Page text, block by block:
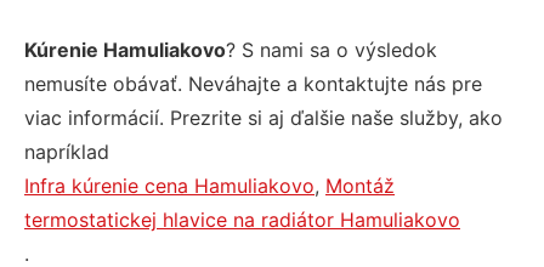
Kúrenie Hamuliakovo? S nami sa o výsledok
nemusíte obávať. Neváhajte a kontaktujte nás pre
viac informácií. Prezrite si aj ďalšie naše služby, ako
napríklad
Infra kúrenie cena Hamuliakovo, Montáž
termostatickej hlavice na radiátor Hamuliakovo
.